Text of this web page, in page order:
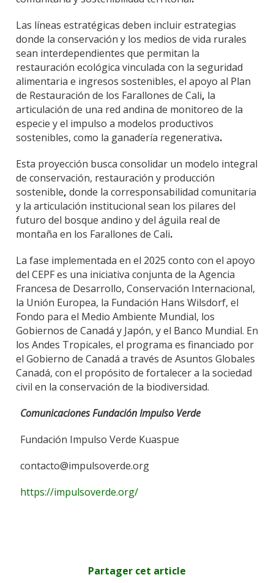
Las líneas estratégicas deben incluir estrategias
donde la conservación y los medios de vida rurales
sean interdependientes que permitan la
restauración ecológica vinculada con la seguridad
alimentaria e ingresos sostenibles, el apoyo al Plan
de Restauración de los Farallones de Cali, la
articulación de una red andina de monitoreo de la
especie y el impulso a modelos productivos
sostenibles, como la ganadería regenerativa.
Esta proyección busca consolidar un modelo integral
de conservación, restauración y producción
sostenible, donde la corresponsabilidad comunitaria
y la articulación institucional sean los pilares del
futuro del bosque andino y del águila real de
montaña en los Farallones de Cali.
La fase implementada en el 2025 conto con el apoyo
del CEPF es una iniciativa conjunta de la Agencia
Francesa de Desarrollo, Conservación Internacional,
la Unión Europea, la Fundación Hans Wilsdorf, el
Fondo para el Medio Ambiente Mundial, los
Gobiernos de Canadá y Japón, y el Banco Mundial. En
los Andes Tropicales, el programa es financiado por
el Gobierno de Canadá a través de Asuntos Globales
Canadá, con el propósito de fortalecer a la sociedad
civil en la conservación de la biodiversidad.
Comunicaciones Fundación Impulso Verde
Fundación Impulso Verde Kuaspue
contacto@impulsoverde.org
https://impulsoverde.org/
Partager cet article